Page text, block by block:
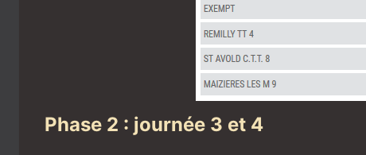
Phase 2 : journée 3 et 4